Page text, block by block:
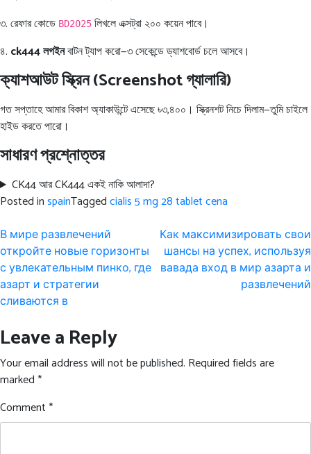
৩. রেফার কোডে BD2025 লিখলে এক্সট্রা ২০০ কয়েন পাবে।
৪. ck444 লগইনবাটন ট্যাপ করো—৩ সেকেন্ডে ড্যাশবোর্ড চলে আসবে।
ক্যাশআউট স্ক্রিন (Screenshot গ্যালারি)
গত সপ্তাহে আমার বিকাশ অ্যাকাউন্টে এসেছে ৳৩,৪০০। স্ক্রিনশট নিচে দিলাম—তুমি চাইলে
হাইড করতে পারো।
সাধারণ প্রশ্নোত্তর
CK44 আর CK444 একই নাকি আলাদা?
Posted inspainTaggedcialis 5 mg 28 tablet cena
Post
navigation
В мире развлечений
откройте новые горизонты
с увлекательным пинко, где
азарт и стратегии
сливаются в
Как максимизировать свои
шансы на успех, используя
вавада вход в мир азарта и
развлечений
Leave a Reply
Your email address will not be published. Required fields are
marked*
Comment*